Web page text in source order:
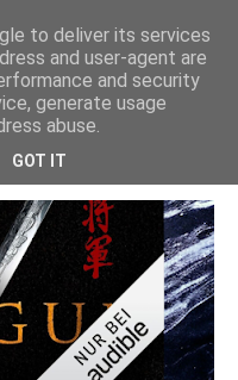
" werden angezeigt.
to deliver its services
and user-agent are
and security
generate usage
abuse.
GOT IT